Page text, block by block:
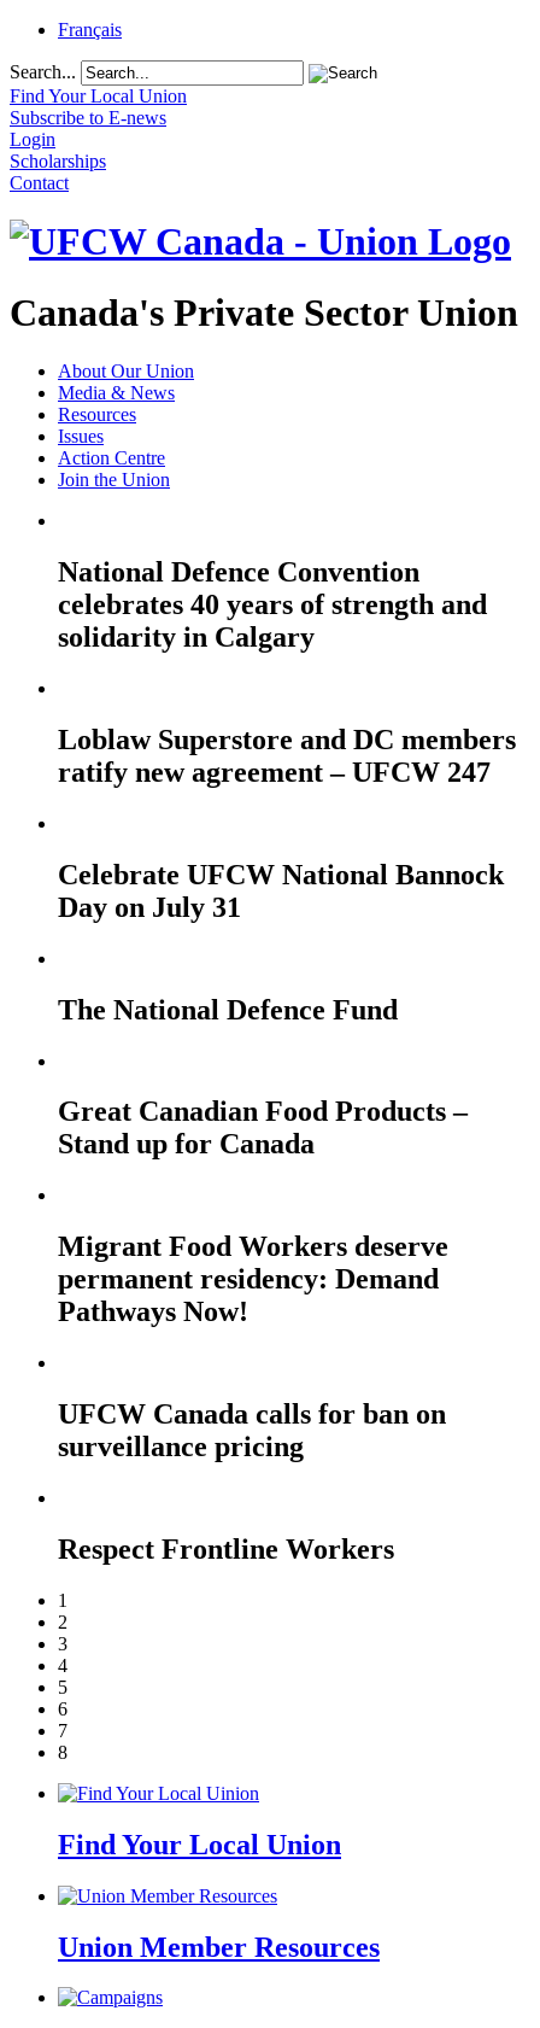
Français
Search...
Find Your Local Union
Subscribe to E-news
Login
Scholarships
Contact
Canada's Private Sector Union
About Our Union
Media & News
Resources
Issues
Action Centre
Join the Union
National Defence Convention
celebrates 40 years of strength and
solidarity in Calgary
Loblaw Superstore and DC members
ratify new agreement – UFCW 247
Celebrate UFCW National Bannock
Day on July 31
The National Defence Fund
Great Canadian Food Products –
Stand up for Canada
Migrant Food Workers deserve
permanent residency: Demand
Pathways Now!
UFCW Canada calls for ban on
surveillance pricing
Respect Frontline Workers
1
2
3
4
5
6
7
8
Find Your Local Union
Union Member Resources